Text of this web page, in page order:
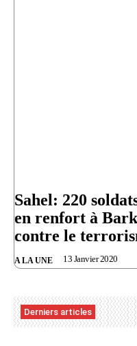
Sahel: 220
en renfort à
contre le
A LA UNE 13 Janvier 2020
Derniers articles